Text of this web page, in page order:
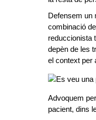
Defensem un
combinació
reduccionista
depèn de les
el context per
Advoquem
pacient, dins